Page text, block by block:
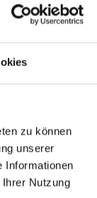
zu können
unserer
Informationen
Nutzung